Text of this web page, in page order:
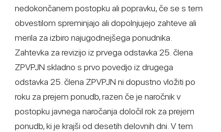
nedokončanem postopku ali popravku, če se s tem
obvestilom spreminjajo ali dopolnjujejo zahteve ali
merila za izbiro najugodnejšega ponudnika.
Zahtevka za revizijo iz prvega odstavka 25. člena
ZPVPJN skladno s prvo povedjo iz drugega
odstavka 25. člena ZPVPJN ni dopustno vložiti po
roku za prejem ponudb, razen če je naročnik v
postopku javnega naročanja določil rok za prejem
ponudb, ki je krajši od desetih delovnih dni. V tem